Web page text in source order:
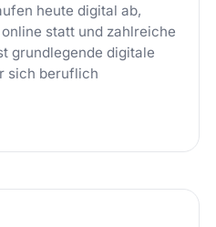
heute digital ab,
statt und zahlreiche
grundlegende digitale
sich beruflich